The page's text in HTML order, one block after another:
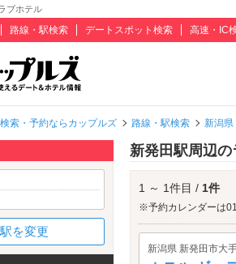
ブホテル
路線・駅検索 デートスポット検索 高速・IC
索・予約ならカップルズ 路線・駅検索 新潟県
新発田駅周辺
1 ～ 1件目 / 1件
※予約カレンダーは
新潟県 新発田市大
駅を変更